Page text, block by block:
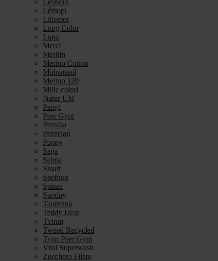
Leonora
Léttlopi
Lillemor
Long Color
Luna
Merci
Merilin
Merino Cotton
Midnatssol
Merino 120
Mille colori
Natur Uld
Parigi
Peer Gynt
Pernilla
Peruvian
Poppy
Saga
Selma
Smart
Snefnug
Spinni
Sunday
Taormina
Teddy Dear
Tvinni
Tweed Recycled
Tynn Peer Gynt
Vital Superwash
Zucchero Filato